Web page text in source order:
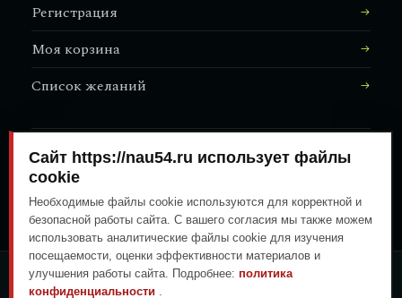
Регистрация
Моя корзина
Список желаний
АДРЕС МАГАЗИНА
Залесского, 8/1
ОПЛАТА ЛЮБЫМ УДОБНЫМ
Сайт https://nau54.ru использует файлы
cookie
Необходимые файлы cookie используются для корректной и
безопасной работы сайта. С вашего согласия мы также можем
использовать аналитические файлы cookie для изучения
посещаемости, оценки эффективности материалов и
улучшения работы сайта. Подробнее: политика
конфиденциальности .